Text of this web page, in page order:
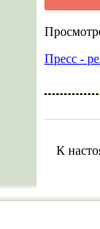
Пресс -
К